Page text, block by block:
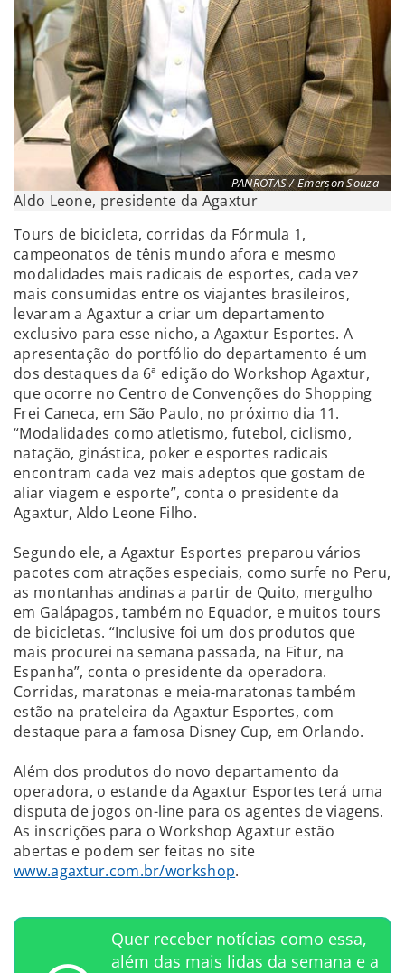
PANROTAS / Emerson Souza
Aldo Leone, presidente da Agaxtur
Tours de bicicleta, corridas da Fórmula 1,
campeonatos de tênis mundo afora e mesmo
modalidades mais radicais de esportes, cada vez
mais consumidas entre os viajantes brasileiros,
levaram a Agaxtur a criar um departamento
exclusivo para esse nicho, a Agaxtur Esportes. A
apresentação do portfólio do departamento é um
dos destaques da 6ª edição do Workshop Agaxtur,
que ocorre no Centro de Convenções do Shopping
Frei Caneca, em São Paulo, no próximo dia 11.
“Modalidades como atletismo, futebol, ciclismo,
natação, ginástica, poker e esportes radicais
encontram cada vez mais adeptos que gostam de
aliar viagem e esporte”, conta o presidente da
Agaxtur, Aldo Leone Filho.
Segundo ele, a Agaxtur Esportes preparou vários
pacotes com atrações especiais, como surfe no Peru,
as montanhas andinas a partir de Quito, mergulho
em Galápagos, também no Equador, e muitos tours
de bicicletas. “Inclusive foi um dos produtos que
mais procurei na semana passada, na Fitur, na
Espanha”, conta o presidente da operadora.
Corridas, maratonas e meia-maratonas também
estão na prateleira da Agaxtur Esportes, com
destaque para a famosa Disney Cup, em Orlando.
Além dos produtos do novo departamento da
operadora, o estande da Agaxtur Esportes terá uma
disputa de jogos on-line para os agentes de viagens.
As inscrições para o Workshop Agaxtur estão
abertas e podem ser feitas no site
www.agaxtur.com.br/workshop.
Quer receber notícias como essa,
além das mais lidas da semana e a